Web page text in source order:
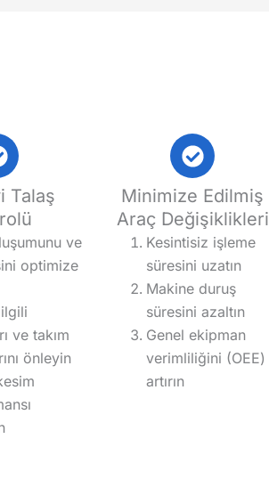
Talaş
ve
optimize
ve takım
önleyin
Minimize Edilmiş
Araç Değişiklikleri
Kesintisiz işleme
süresini uzatın
Makine duruş
süresini azaltın
Genel ekipman
verimliliğini (OEE)
artırın